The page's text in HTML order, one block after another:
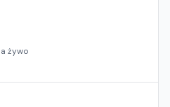
żywo